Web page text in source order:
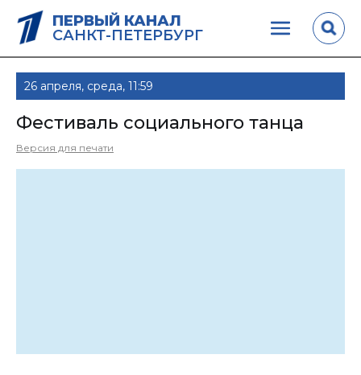
ПЕРВЫЙ КАНАЛ
САНКТ-ПЕТЕРБУРГ
26 апреля, среда, 11:59
Фестиваль социального танца
Версия для печати